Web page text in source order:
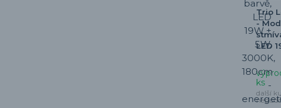
Trio
-
LED
ks
další